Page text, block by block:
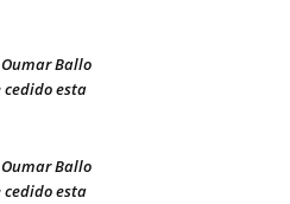
Ballo
cedido esta
Ballo
cedido esta